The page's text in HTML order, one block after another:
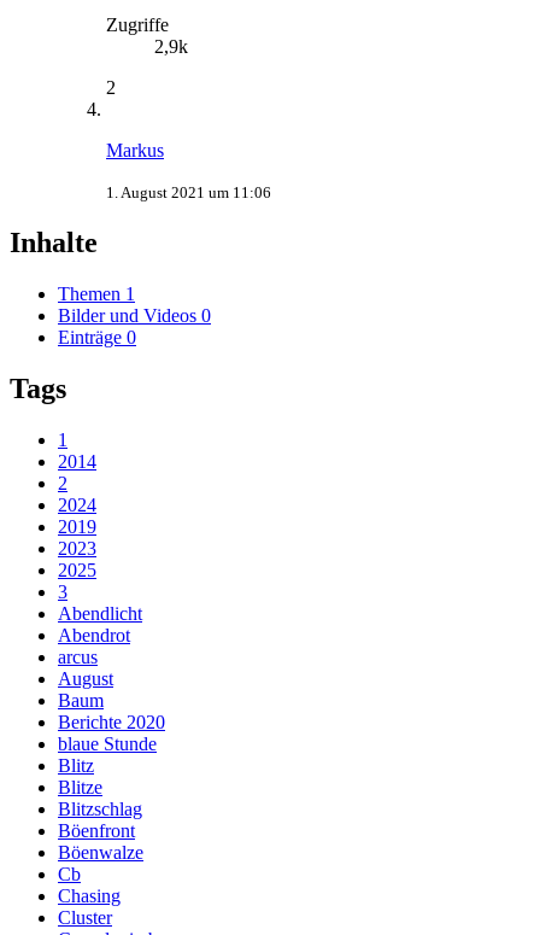
Zugriffe
2,9k
2
Markus
1. August 2021 um 11:06
Inhalte
Themen 1
Bilder und Videos 0
Einträge 0
Tags
1
2014
2
2024
2019
2023
2025
3
Abendlicht
Abendrot
arcus
August
Baum
Berichte 2020
blaue Stunde
Blitz
Blitze
Blitzschlag
Böenfront
Böenwalze
Cb
Chasing
Cluster